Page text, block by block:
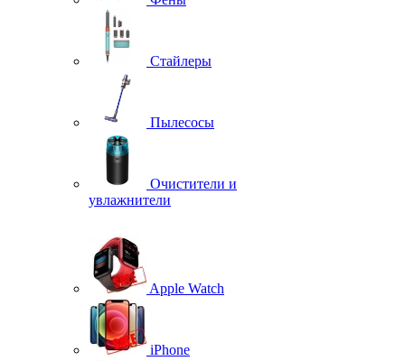
Стайлеры
Пылесосы
Очистители и
увлажнители
Apple Watch
iPhone